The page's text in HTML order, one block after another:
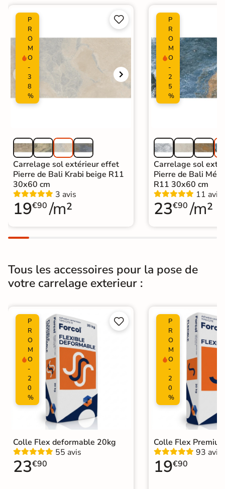
P
R
O
M
O
-
3
8
%


Carrelage sol extérieur effet
Pierre de Bali Krabi beige R11
30x60 cm
3 avis
19€90 /m²
P
R
O
M
O
-
2
5
%
Carrelage sol
Pierre de Bali
R11 30x60 cm
11 avis
23€90 /m²
Tous les accessoires pour la pose de
votre carrelage exterieur :
P
R
O
M
O
-
2
0
%


Colle Flex deformable 20kg
55 avis
23€90
P
R
O
M
O
-
2
0
%
Colle Flex
93 avis
19€90